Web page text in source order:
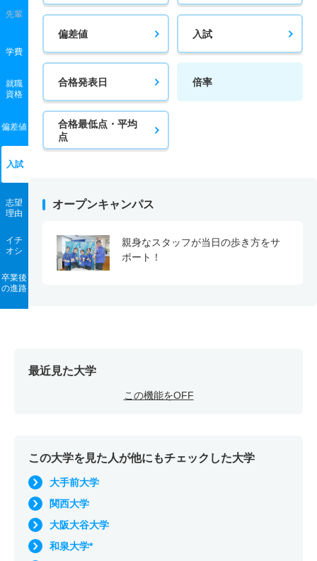
先輩
学費
就職
資格
偏差値
入試
志望
理由
イチ
オシ
卒業後
の進路
偏差値 入試
合格発表日 倍率
合格最低点・平均
点
オープンキャンパス
親身なスタッフが当日の歩き方をサ
ポート！
最近見た大学
この機能をOFF
この大学を見た人が他にもチェックした大学
大手前大学
関西大学
大阪大谷大学
和泉大学*